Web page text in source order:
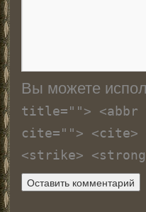
Вы можете
title=""> <abbr
cite=""> <cite>
<strike>